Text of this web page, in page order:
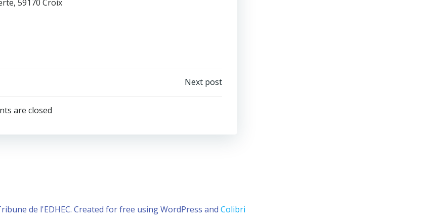
59170 Croix
navigation
Next post
are closed
de l'EDHEC. Created for free using WordPress and Colibri